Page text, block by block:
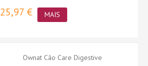
25,97 € MAIS
Ownat Cão Care Digestive